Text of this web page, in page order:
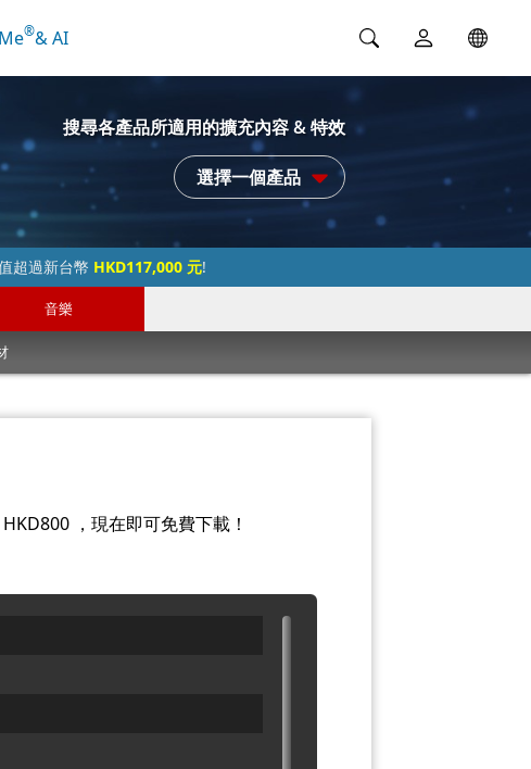
®& AI
搜尋各產品所適用的擴充內容 & 特效
選擇一個產品
超過新台幣 HKD117,000 元!
音樂
，現在即可免費下載！